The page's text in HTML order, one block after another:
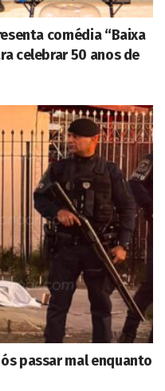
comédia “Baixa
celebrar 50 anos de
passar mal enquanto